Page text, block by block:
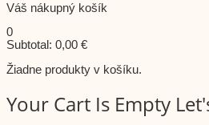
Váš nákupný košík
0
Subtotal: 0,00 €
Žiadne produkty v košíku.
Your Cart Is Empty